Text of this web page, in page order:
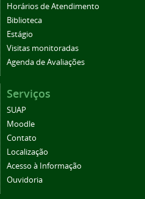
Horários de Atendimento
Biblioteca
Estágio
Visitas monitoradas
Agenda de Avaliações
Serviços
SUAP
Moodle
Contato
Localização
Acesso à Informação
Ouvidoria